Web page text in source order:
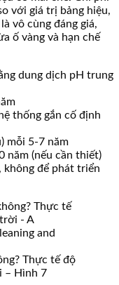
với giá trị bảng hiệu,
vô cùng đáng giá,
ố vàng và hạn chế
dung dịch pH trung
thống gắn cố định
mỗi 5-7 năm
năm (nếu cần thiết)
không để phát triển
Thực tế độ
– Hình 7